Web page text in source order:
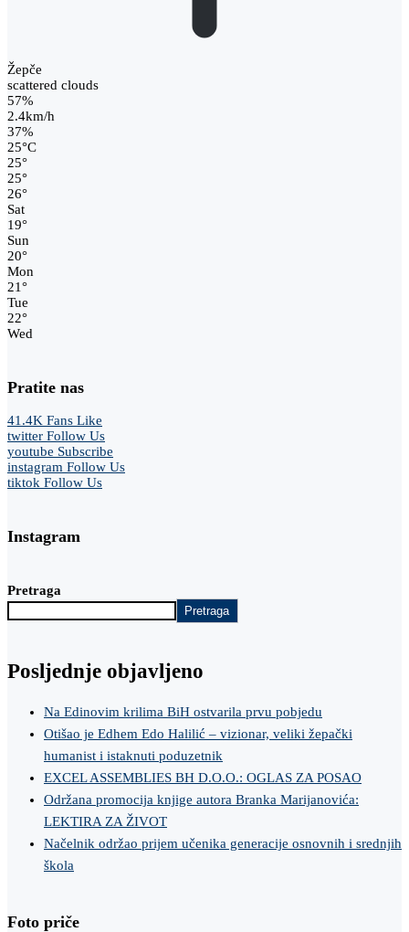
Žepče
scattered clouds
57%
2.4km/h
37%
25°C
25°
25°
26°
Sat
19°
Sun
20°
Mon
21°
Tue
22°
Wed
Pratite nas
41.4K Fans Like
twitter Follow Us
youtube Subscribe
instagram Follow Us
tiktok Follow Us
Instagram
Pretraga
Pretraga
Posljednje objavljeno
Na Edinovim krilima BiH ostvarila prvu pobjedu
Otišao je Edhem Edo Halilić – vizionar, veliki žepački
humanist i istaknuti poduzetnik
EXCEL ASSEMBLIES BH D.O.O.: OGLAS ZA POSAO
Održana promocija knjige autora Branka Marijanovića:
LEKTIRA ZA ŽIVOT
Načelnik održao prijem učenika generacije osnovnih i srednjih
škola
Foto priče